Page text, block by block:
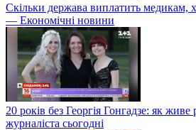
Скільки держава виплатить медикам,
— Економічні новини
20 років без Георгія Гонгадзе: як
журналіста сьогодні